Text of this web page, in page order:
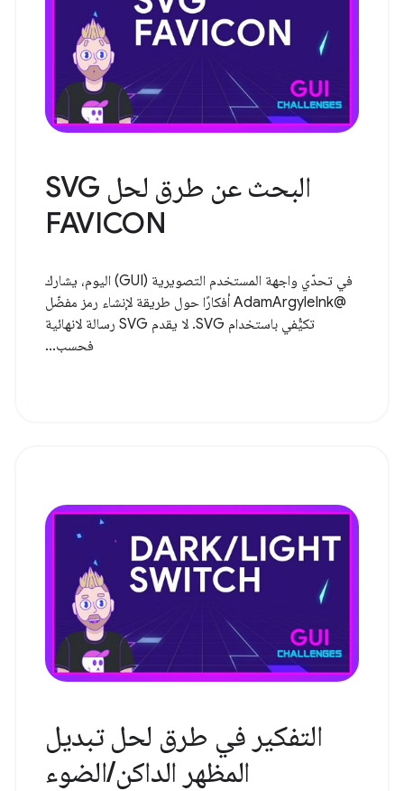
البحث عن طرق لحل SVG
FAVICON
في تحدّي واجهة المستخدم التصويرية (GUI) اليوم، يشارك
@AdamArgyleInk أفكارًا حول طريقة لإنشاء رمز مفضّل
تكيُّفي باستخدام SVG. لا يقدم SVG رسالة لانهائية
فحسب...
التفكير في طرق لحل تبديل
المظهر الداكن/الضوء